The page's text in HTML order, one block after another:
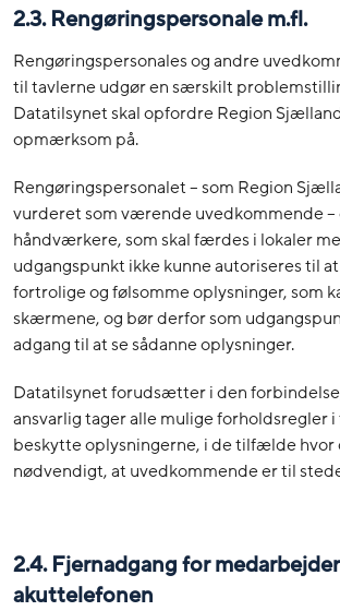
2.3. Rengøringspersonale m.fl.
Rengøringspersonales og andre
til tavlerne udgør en særskilt
Datatilsynet skal opfordre Region
opmærksom på.
Rengøringspersonalet – som Region
vurderet som værende uvedkommende –
håndværkere, som skal færdes i lokaler
udgangspunkt ikke kunne autoriseres til
fortrolige og følsomme oplysninger, som
skærmene, og bør derfor som
adgang til at se sådanne oplysninger.
Datatilsynet forudsætter i den
ansvarlig tager alle mulige forholdsregler
beskytte oplysningerne, i de tilfælde hvor
nødvendigt, at uvedkommende er til
2.4. Fjernadgang for
akuttelefonen